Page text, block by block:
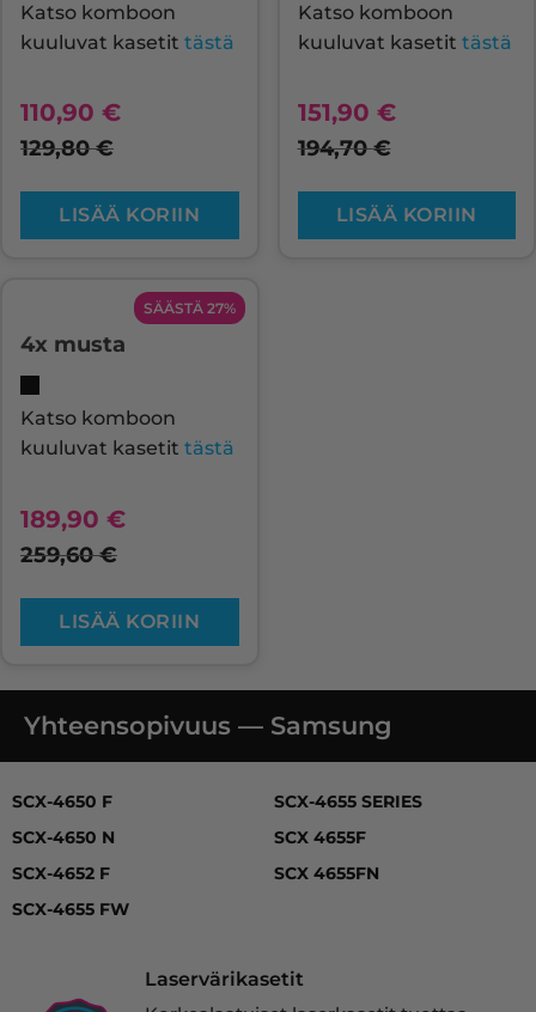
Katso komboon
kuuluvat kasetit tästä
110,90 €
129,80€
LISÄÄ KORIIN
Katso komboon
kuuluvat kasetit tästä
151,90 €
194,70€
LISÄÄ KORIIN
SÄÄSTÄ 27%
4x musta
Katso komboon
kuuluvat kasetit tästä
189,90 €
259,60€
LISÄÄ KORIIN
Yhteensopivuus — Samsung
SCX-4650 F
SCX-4650 N
SCX-4652 F
SCX-4655 FW
SCX-4655 SERIES
SCX 4655F
SCX 4655FN
Laservärikasetit